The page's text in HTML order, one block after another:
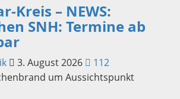
Kreis – NEWS:
SNH: Termine ab
3. August 2026 112